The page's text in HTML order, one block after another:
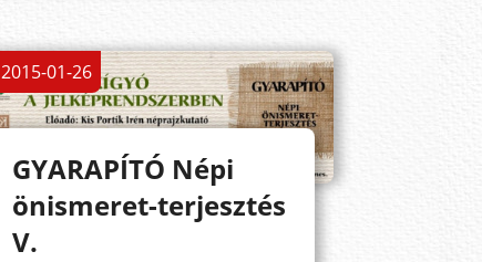
2015-01-26
GYARAPÍTÓ Népi
önismeret-terjesztés
V.